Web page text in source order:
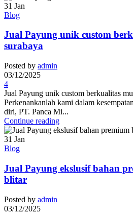
31 Jan
Blog
Jual Payung unik custom
surabaya
Posted by admin
03/12/2025
4
Jual Payung unik custom berkualitas
Perkenankanlah kami dalam
diri, PT. Panca Mi...
Continue reading
31 Jan
Blog
Jual Payung ekslusif bahan
blitar
Posted by admin
03/12/2025